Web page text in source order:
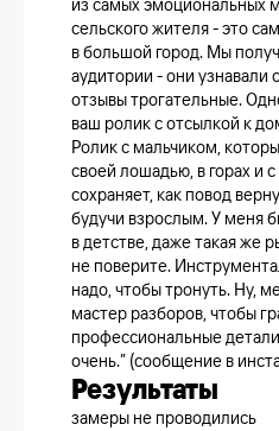
сельского жителя - это
в большой город. Мы
аудитории - они узнавали
отзывы трогательные.
ваш ролик с отсылкой к
Ролик с мальчиком,
своей лошадью, в горах и
сохраняет, как повод
будучи взрослым. У меня
в детстве, даже такая же
не поверите.
надо, чтобы тронуть. Ну,
мастер разборов, чтобы
профессиональные
очень.” (сообщение в
Результаты
замеры не проводились